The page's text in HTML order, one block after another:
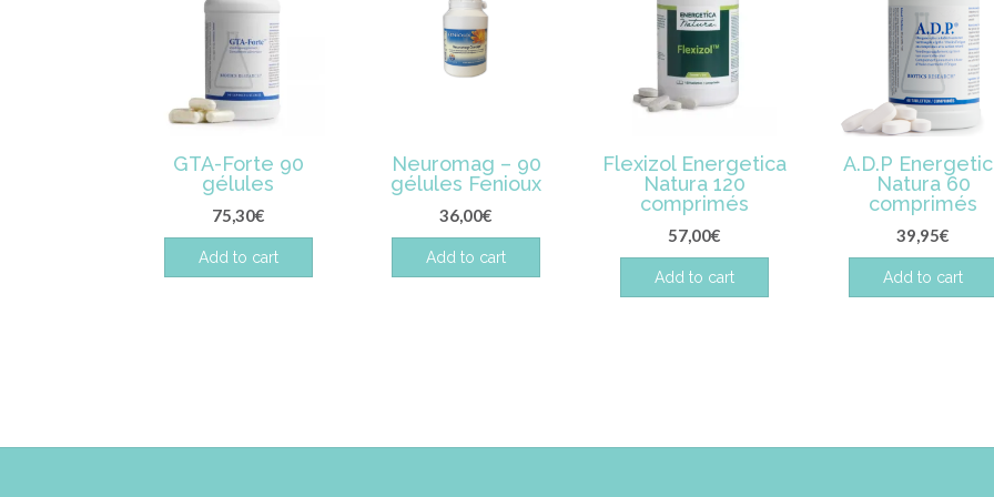
GTA-Forte 90
gélules
75,30€
Add to cart
Neuromag – 90
gélules Fenioux
36,00€
Add to cart
Flexizol Energetica
Natura 120
comprimés
57,00€
Add to cart
A.D.P
Natura 60
comprimés
39,95€
Add to cart